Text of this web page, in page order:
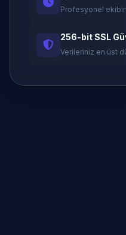
Profesyonel
256-bit SSL
Verileriniz en üst